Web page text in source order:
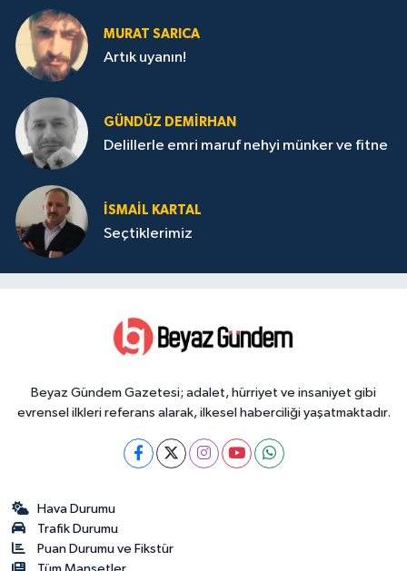
MURAT SARICA
Artık uyanın!
GÜNDÜZ DEMIRHAN
Delillerle emri maruf nehyi münker ve fitne
İSMAIL KARTAL
Seçtiklerimiz
Beyaz Gündem Gazetesi; adalet, hürriyet ve insaniyet gibi
evrensel ilkleri referans alarak, ilkesel haberciliği yaşatmaktadır.
Hava Durumu
Trafik Durumu
Puan Durumu ve Fikstür
Tüm Manşetler